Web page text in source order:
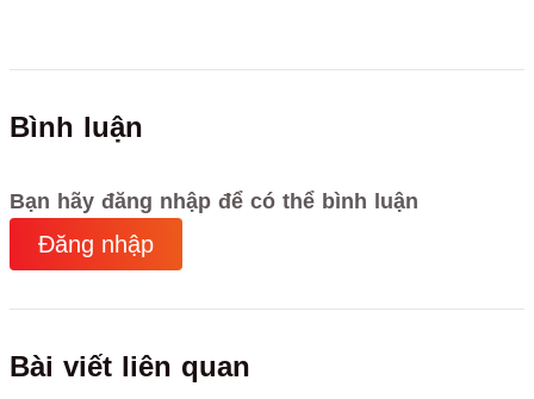
Bình luận
Bạn hãy đăng nhập để có thể bình luận
Đăng nhập
Bài viết liên quan